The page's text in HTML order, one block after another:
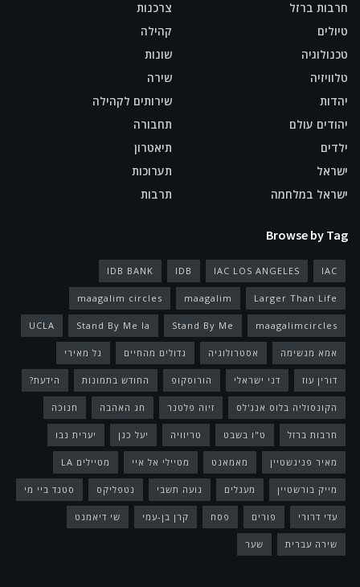
חרבות ברזל
טיולים
טכנולוגיה
טלוויזיה
יהדות
יהודים עולם
ילדים
ישראל
ישראל במלחמה
צרכנות
קהילה
שונות
שירה
שירותים לקהילה
תחבורה
תיאטרון
תערוכות
תרבות
Browse by Tag
IAC
IAC LOS ANGELES
IDB
IDB BANK
Larger Than Life
maagalim
maagalim circles
maagalimcircles
Stand By Me
Stand By Me la
UCLA
אמא מגשימה אסטרולוגיה גדולים מהחיים גל מאירי
דורין עוז דני ישראלי הורוסקופ החודש בתמונות הידעת?
הקונסוליה בלוס אנג'לס זיוה פלטנר חג האהבה חנוכה
חרבות ברזל ט"ו בשבט טריוויה יעל כגן יערית נבו
מאיר פניגשטיין מאמאנט מטיילי אל איי מטיילים LA
מייק בורשטיין מעגלים נועה תשבי נטפליקס סטנד ביי מי
עדי דרורי פורים פסח קרן בן-עמי שי דיאמנט
שירה עברית שער